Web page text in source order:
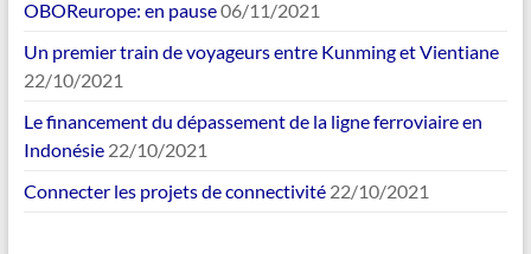
OBOReurope: en pause06/11/2021
Un premier train de voyageurs entre Kunming et Vientiane
22/10/2021
Le financement du dépassement de la ligne ferroviaire en
Indonésie 22/10/2021
Connecter les projets de connectivité 22/10/2021